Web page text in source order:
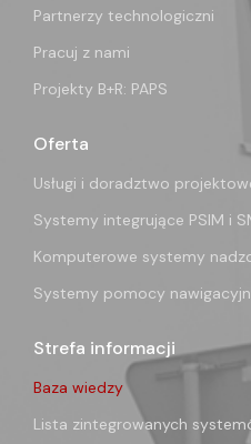
Partnerzy technologiczni
Pracuj z nami
Projekty B+R: PAPS
Oferta
Usługi i doradztwo
Systemy integrujące PSIM i
Komputerowe systemy
Systemy pomocy
Strefa informacji
Baza wiedzy
Lista zintegrowanych